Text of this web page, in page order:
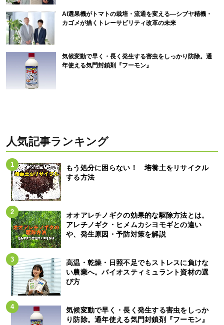
AI選果機がトマトの栽培・流通を変える―シブヤ精機・
カゴメが描くトレーサビリティ改革の未来
気候変動で早く・長く発生する害虫をしっかり防除。通
年使える気門封鎖剤『フーモン』
人気記事ランキング
もう処分に困らない！ 培養土をリサイクル
する方法
オオアレチノギクの効果的な駆除方法とは。
アレチノギク・ヒメムカシヨモギとの違い
や、発生原因・予防対策を解説
高温・乾燥・日照不足でもストレスに負けな
い農業へ。バイオスティミュラント資材の選
び方
気候変動で早く・長く発生する害虫をしっか
り防除。通年使える気門封鎖剤『フーモン』